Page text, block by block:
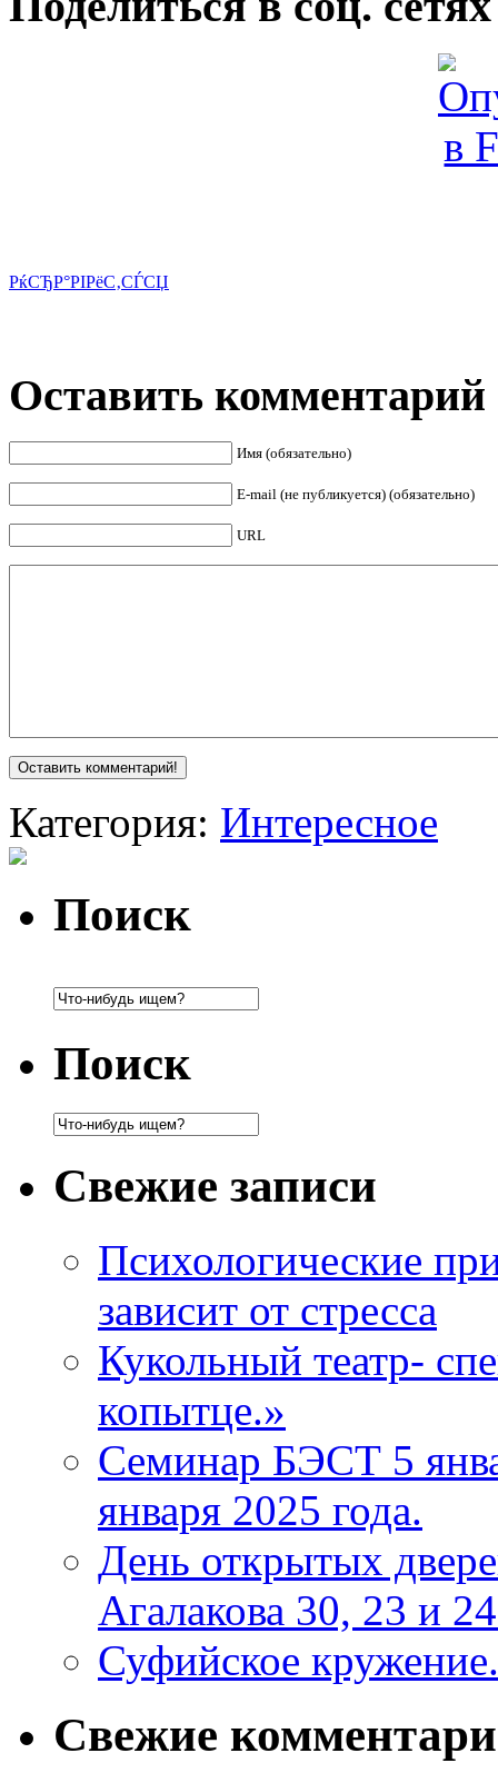
РќСЂР°РІРёС‚СЃСЏ
Оставить комментарий
Имя (обязательно)
E-mail (не публикуется) (обязательно)
URL
Категория: Интересное
Поиск
Поиск
Свежие записи
Психологические
зависит от стресса
Кукольный театр-
копытце.»
Семинар БЭСТ 5
января 2025 года.
День открытых
Агалакова 30, 23 и
Суфийское кружение.
Свежие